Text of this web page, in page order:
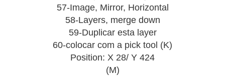
57-Image, Mirror, Horizontal
58-Layers, merge down
59-Duplicar esta layer
60-colocar com a pick tool (K)
Position: X 28/ Y 424
(M)